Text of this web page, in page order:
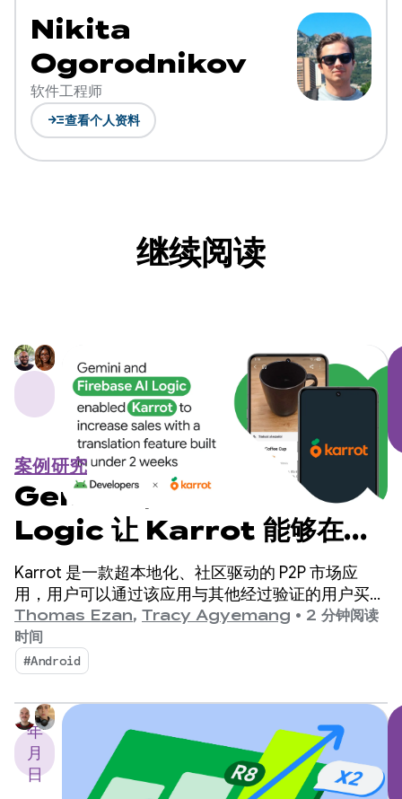
Nikita
Ogorodnikov
软件工程师
read_more查看个人资料
继续阅读
案例研究
Gemini 和 Firebase AI
Logic 让 Karrot 能够在不
到 2 周的时间内构建翻译功
能，从而提高销量
Karrot 是一款超本地化、社区驱动的 P2P 市场应
用，用户可以通过该应用与其他经过验证的用户买卖
和交易商品。自 2015 年在韩国推出以来，该平台已
扩展到全球市场，注册用户超过 4300 万。
Thomas Ezan, Tracy Agyemang • 2 分钟阅读
时间
#Android
年
月
日